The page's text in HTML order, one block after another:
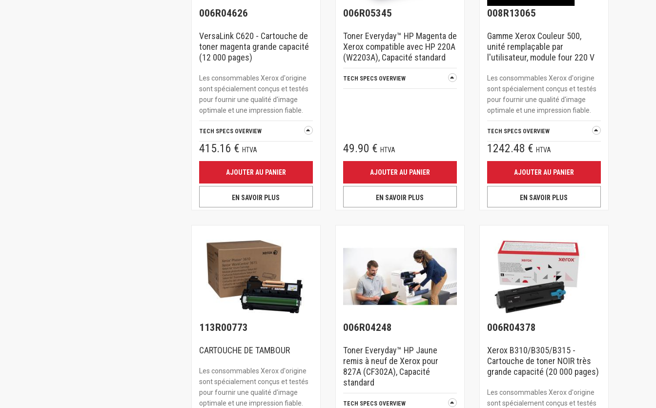
006R04626
VersaLink C620 - Cartouche de
toner magenta grande capacité
(12 000 pages)
Les consommables Xerox d'origine
sont spécialement conçus et testés
pour fournir une qualité d'image
optimale et une impression fiable.
TECH SPECS OVERVIEW
415.16 € HTVA
AJOUTER AU PANIER
EN SAVOIR PLUS
006R05345
Toner Everyday™ HP Magenta de
Xerox compatible avec HP 220A
(W2203A), Capacité standard
TECH SPECS OVERVIEW
49.90 € HTVA
AJOUTER AU PANIER
EN SAVOIR PLUS
008R13065
Gamme Xerox Couleur 500,
unité remplaçable par
l'utilisateur, module four 220 V
Les consommables Xerox d'origine
sont spécialement conçus et testés
pour fournir une qualité d'image
optimale et une impression fiable.
TECH SPECS OVERVIEW
1242.48 € HTVA
AJOUTER AU PANIER
EN SAVOIR PLUS
113R00773
CARTOUCHE DE TAMBOUR
Les consommables Xerox d'origine
sont spécialement conçus et testés
pour fournir une qualité d'image
optimale et une impression fiable.
006R04248
Toner Everyday™ HP Jaune
remis à neuf de Xerox pour
827A (CF302A), Capacité
standard
TECH SPECS OVERVIEW
006R04378
Xerox B310/B305/B315 -
Cartouche de toner NOIR très
grande capacité (20 000 pages)
Les consommables Xerox d'origine
sont spécialement conçus et testés